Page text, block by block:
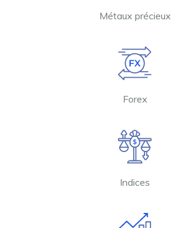
Métaux précieux
Forex
Indices